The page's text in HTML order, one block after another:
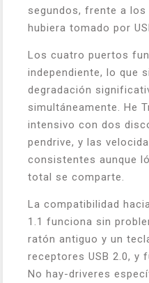
segundos, frente a
hubiera tomado por
Los cuatro puertos
independiente, lo que
degradación
simultáneamente. He
intensivo con dos
pendrive, y las
consistentes aunque
total se comparte.
La compatibilidad
1.1 funciona sin
ratón antiguo y un
receptores USB 2.0, y
No hay-driveres